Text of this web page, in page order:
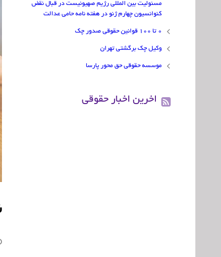
مسئولیت بین المللی رژیم صهیونیست در قبال نقض
کنوانسیون چهارم ژنو در هفته نامه حامی عدالت
۰ تا ۱۰۰ قوانین حقوقی صدور چک
وکیل چک برگشتی تهران
موسسه حقوقی حق محور پارسا
اخرین اخبار حقوقی